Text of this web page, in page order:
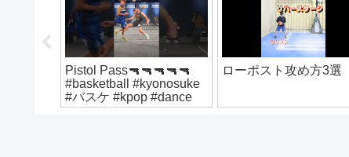
Pistol Pass🔫🔫🔫🔫🔫
#basketball #kyonosuke
#バスケ #kpop #dance
ローポスト攻め方3選